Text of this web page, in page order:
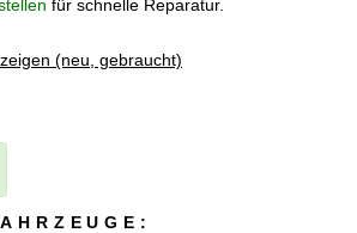
für schnelle Reparatur.
(neu, gebraucht)